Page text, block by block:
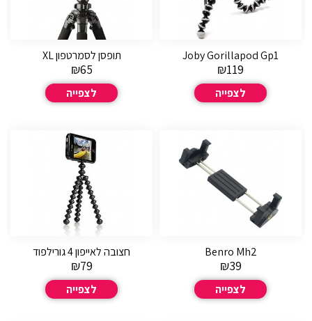
Joby Gorillapod Gp1
₪119
לצפייה
תופסן לסמרטפון XL
₪65
לצפייה
Benro Mh2
₪39
לצפייה
חצובה לאייפון 4 גורילפוד
₪79
לצפייה